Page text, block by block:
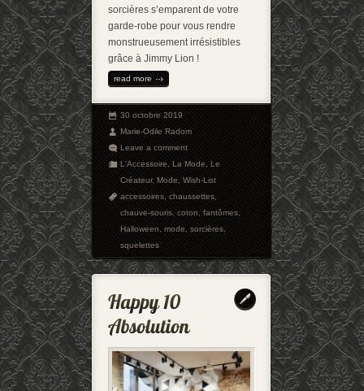
sorcières s’emparent de votre
garde-robe pour vous rendre
monstrueusement irrésistibles
grâce à Jimmy Lion !
read more
30 octobre 2019
Marie-Odile Radom
Leave a comment
L'Accessoire,La Mode,Le
Créateur,Mode,Wish-List
accessoires,chaussettes,
chauve-souris,coton,fantômes,
Halloween,mode,sorcières,
squelettes